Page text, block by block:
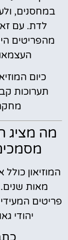
במחסנים,
לדת. עם
מהפריטים
כיום
תערוכות
מה מציג
המוזיאון
מאות שנים.
פריטים
יהודי